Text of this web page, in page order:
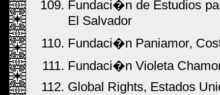
Fundaci�n de Estudios
El Salvador
Fundaci�n Paniamor,
Fundaci�n Violeta
Global Rights, Estados